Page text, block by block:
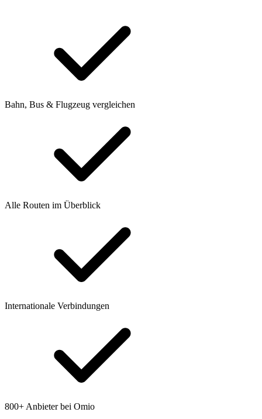
Bahn, Bus & Flugzeug vergleichen
Alle Routen im Überblick
Internationale Verbindungen
800+ Anbieter bei Omio